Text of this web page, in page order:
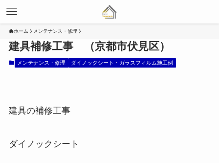
ホーム メンテナンス・修理
建具補修工事 （京都市伏見区）
メンテナンス・修理 ダイノックシート・ガラスフィルム施工例
建具の補修工事
ダイノックシート